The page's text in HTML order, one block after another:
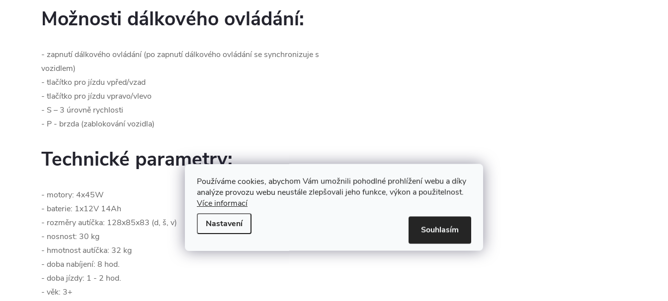
Používáme cookies, abychom Vám umožnili pohodlné prohlížení webu a díky
analýze provozu webu neustále zlepšovali jeho funkce, výkon a použitelnost.
Více informací
Nastavení
Souhlasím
Možnosti dálkového ovládání:
- zapnutí dálkového ovládání (po zapnutí dálkového ovládání se synchronizuje s
vozidlem)
- tlačítko pro jízdu vpřed/vzad
- tlačítko pro jízdu vpravo/vlevo
- S – 3 úrovně rychlosti
- P - brzda (zablokování vozidla)
Technické parametry:
- motory: 4x45W
- baterie: 1x12V 14Ah
- rozměry autíčka: 128x85x83 (d, š, v)
- nosnost: 30 kg
- hmotnost autíčka: 32 kg
- doba nabíjení: 8 hod.
- doba jízdy: 1 - 2 hod.
- věk: 3+